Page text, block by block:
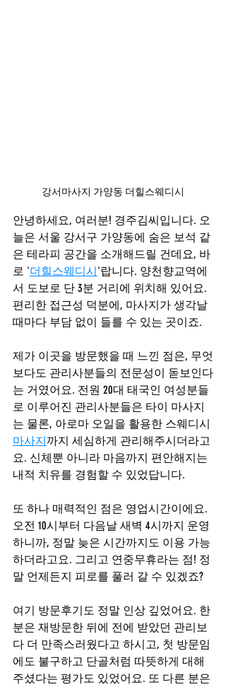
강서마사지 가양동 더힐스웨디시
안녕하세요, 여러분! 경주김씨입니다. 오
늘은 서울 강서구 가양동에 숨은 보석 같
은 테라피 공간을 소개해드릴 건데요, 바
로 '더힐스웨디시'랍니다. 양천향교역에
서 도보로 단 3분 거리에 위치해 있어요.
편리한 접근성 덕분에, 마사지가 생각날
때마다 부담 없이 들를 수 있는 곳이죠.
제가 이곳을 방문했을 때 느낀 점은, 무엇
보다도 관리사분들의 전문성이 돋보인다
는 거였어요. 전원 20대 태국인 여성분들
로 이루어진 관리사분들은 타이 마사지
는 물론, 아로마 오일을 활용한 스웨디시
마사지까지 세심하게 관리해주시더라고
요. 신체뿐 아니라 마음까지 편안해지는
내적 치유를 경험할 수 있었답니다.
또 하나 매력적인 점은 영업시간이에요.
오전 10시부터 다음날 새벽 4시까지 운영
하니까, 정말 늦은 시간까지도 이용 가능
하더라고요. 그리고 연중무휴라는 점! 정
말 언제든지 피로를 풀러 갈 수 있겠죠?
여기 방문후기도 정말 인상 깊었어요. 한
분은 재방문한 뒤에 전에 받았던 관리보
다 더 만족스러웠다고 하시고, 첫 방문임
에도 불구하고 단골처럼 따뜻하게 대해
주셨다는 평가도 있었어요. 또 다른 분은